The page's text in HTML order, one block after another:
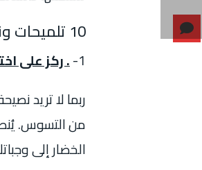
10 تلميحات ونصائح للحفاظ على أسنانك وبالتالي تجنب فقدان الأسنان:
1- . ركز على
ربما لا تريد
من التسوس.
الخضار إلى